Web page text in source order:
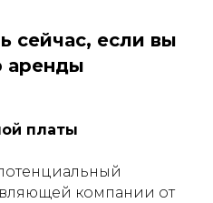
сейчас, если вы
аренды
платы
компании от